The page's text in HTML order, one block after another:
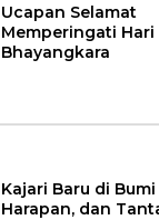
Ucapan Selamat
Memperingati Hari
Bhayangkara
Kajari Baru di
Harapan, dan